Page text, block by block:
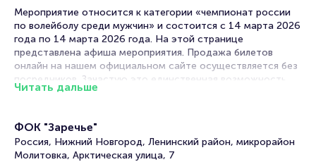
Мероприятие относится к категории «чемпионат россии
по волейболу среди мужчин» и состоится с 14 марта 2026
года по 14 марта 2026 года. На этой странице
представлена афиша мероприятия. Продажа билетов
онлайн на нашем официальном сайте осуществляется без
посредников. Зачастую это единственная возможность
достать билет на Чемпионат России по волейболу среди
Билеты на Матч Горький - Газпром-Югра. 30-й тур
Суперлиги
Читать дальше
ФОК "Заречье"
Россия, Нижний Новгород, Ленинский район, микрорайон
Молитовка, Арктическая улица, 7